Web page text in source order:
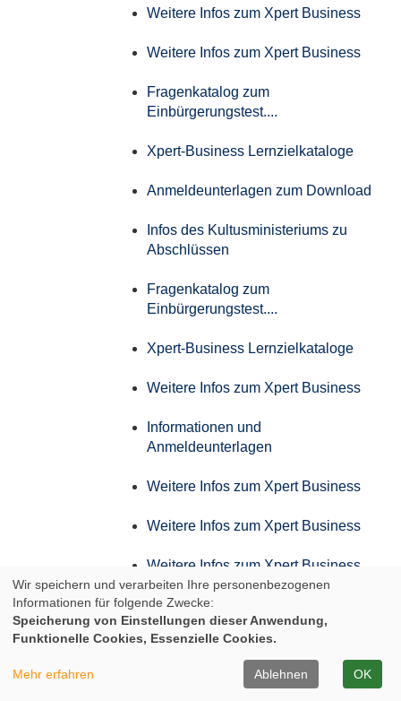
Weitere Infos zum Xpert Business
Weitere Infos zum Xpert Business
Fragenkatalog zum
Einbürgerungstest....
Xpert-Business Lernzielkataloge
Anmeldeunterlagen zum Download
Infos des Kultusministeriums zu
Abschlüssen
Fragenkatalog zum
Einbürgerungstest....
Xpert-Business Lernzielkataloge
Weitere Infos zum Xpert Business
Informationen und
Anmeldeunterlagen
Weitere Infos zum Xpert Business
Weitere Infos zum Xpert Business
Weitere Infos zum Xpert Business
Weitere Infos zum Xpert Business
Infos zum Aufstiegs-BAföG
Infos der IHK zum AdA
Wir speichern und verarbeiten Ihre personenbezogenen
Informationen für folgende Zwecke:
Speicherung von Einstellungen dieser Anwendung,
Funktionelle Cookies, Essenzielle Cookies.
Mehr erfahren Ablehnen OK